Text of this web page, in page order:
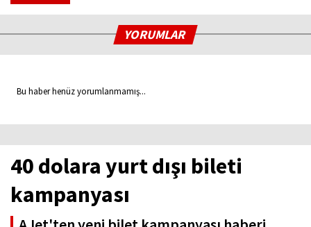
YORUMLAR
Bu haber henüz yorumlanmamış...
40 dolara yurt dışı bileti
kampanyası